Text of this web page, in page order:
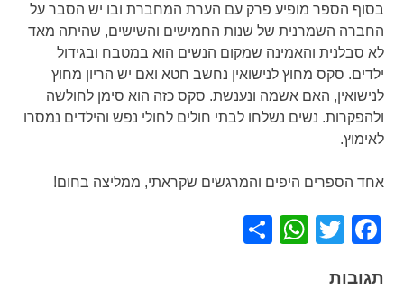
בסוף הספר מופיע פרק עם הערת המחברת ובו יש הסבר על
החברה השמרנית של שנות החמישים והשישים, שהיתה מאד
לא סבלנית והאמינה שמקום הנשים הוא במטבח ובגידול
ילדים. סקס מחוץ לנישואין נחשב חטא ואם יש הריון מחוץ
לנישואין, האם אשמה ונענשת. סקס כזה הוא סימן לחולשה
ולהפקרות. נשים נשלחו לבתי חולים לחולי נפש והילדים נמסרו
לאימוץ.
אחד הספרים היפים והמרגשים שקראתי, ממליצה בחום!
Facebook
Twitter
WhatsApp
תגובות